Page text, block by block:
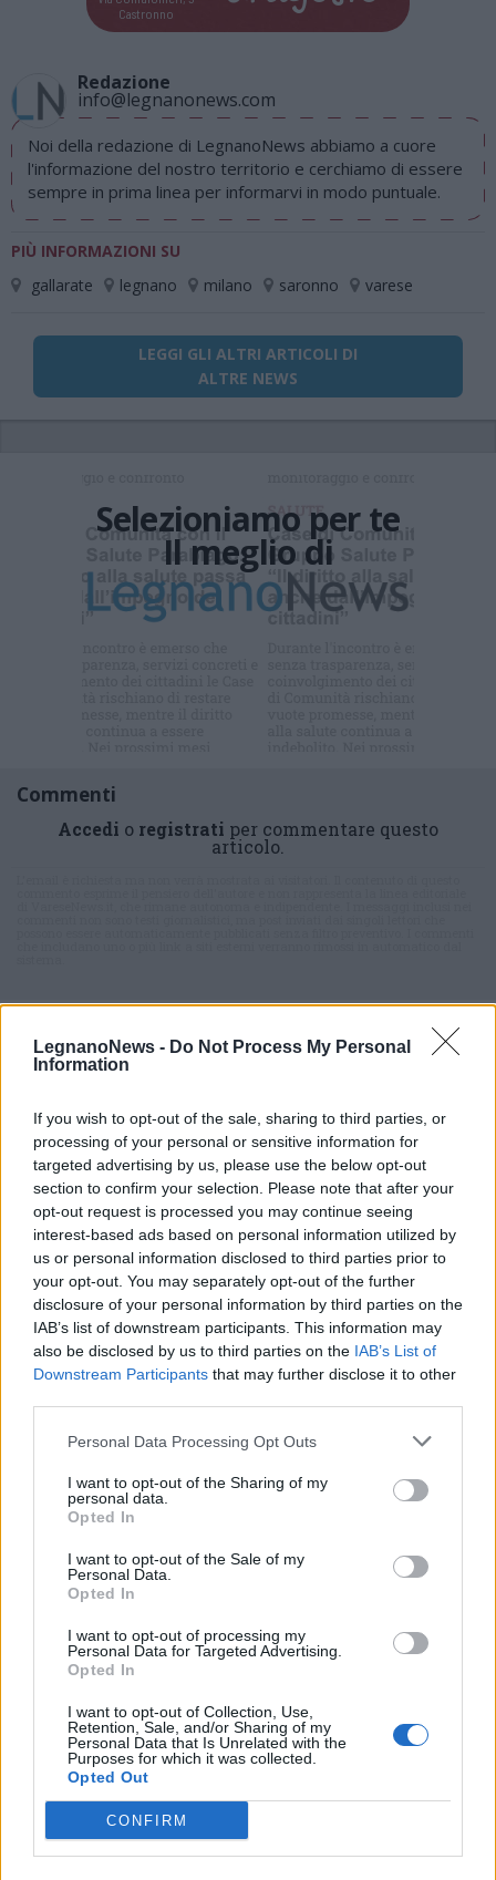
LegnanoNews - Do Not Process My Personal
Information
If you wish to opt-out of the sale, sharing to third parties, or
processing of your personal or sensitive information for
targeted advertising by us, please use the below opt-out
section to confirm your selection. Please note that after your
opt-out request is processed you may continue seeing
interest-based ads based on personal information utilized by
us or personal information disclosed to third parties prior to
your opt-out. You may separately opt-out of the further
disclosure of your personal information by third parties on the
IAB’s list of downstream participants. This information may
also be disclosed by us to third parties on the IAB’s List of
Downstream Participants that may further disclose it to other
Personal Data Processing Opt Outs
I want to opt-out of the Sharing of my
personal data.
Opted In
I want to opt-out of the Sale of my
Personal Data.
Opted In
I want to opt-out of processing my
Personal Data for Targeted Advertising.
Opted In
I want to opt-out of Collection, Use,
Retention, Sale, and/or Sharing of my
Personal Data that Is Unrelated with the
Purposes for which it was collected.
Opted Out
CONFIRM
Castronno
Redazione
info@legnanonews.com
Noi della redazione di LegnanoNews abbiamo a cuore
l'informazione del nostro territorio e cerchiamo di essere
sempre in prima linea per informarvi in modo puntuale.
PIÙ INFORMAZIONI SU
gallarate
legnano milano saronno varese
LEGGI GLI ALTRI ARTICOLI DI
ALTRE NEWS
Selezioniamo per te
Il meglio di
Commenti
Accedi o registrati per commentare questo
articolo.
ALTRE NOTIZIE DI GALLARATE
MILANO
E’ morto don Antonio Mazzi, il
sacerdote amico dei giovani che
fondò Exodus